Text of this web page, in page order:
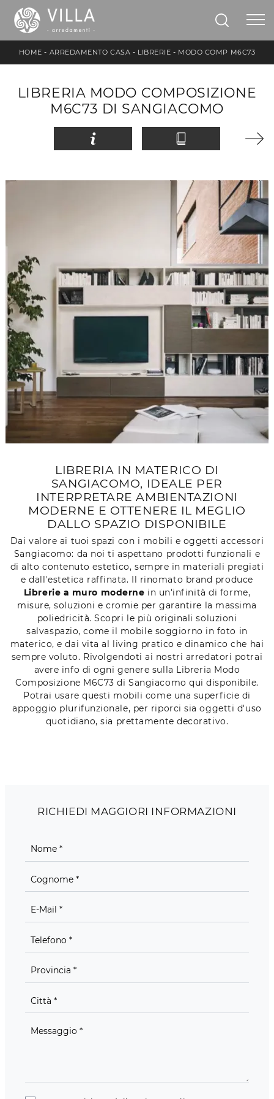
HOME - ARREDAMENTO CASA - LIBRERIE - MODO COMP M6C73
LIBRERIA MODO COMPOSIZIONE
M6C73 DI SANGIACOMO
LIBRERIA IN MATERICO DI
SANGIACOMO, IDEALE PER
INTERPRETARE AMBIENTAZIONI
MODERNE E OTTENERE IL MEGLIO
DALLO SPAZIO DISPONIBILE
Dai valore ai tuoi spazi con i mobili e oggetti accessori
Sangiacomo: da noi ti aspettano prodotti funzionali e
di alto contenuto estetico, sempre in materiali pregiati
e dall'estetica raffinata. Il rinomato brand produce
Librerie a muro moderne in un'infinità di forme,
misure, soluzioni e cromie per garantire la massima
poliedricità. Scopri le più originali soluzioni
salvaspazio, come il mobile soggiorno in foto in
materico, e dai vita al living pratico e dinamico che hai
sempre voluto. Rivolgendoti ai nostri arredatori potrai
avere info di ogni genere sulla Libreria Modo
Composizione M6C73 di Sangiacomo qui disponibile.
Potrai usare questi mobili come una superficie di
appoggio plurifunzionale, per riporci sia oggetti d'uso
quotidiano, sia prettamente decorativo.
RICHIEDI MAGGIORI INFORMAZIONI